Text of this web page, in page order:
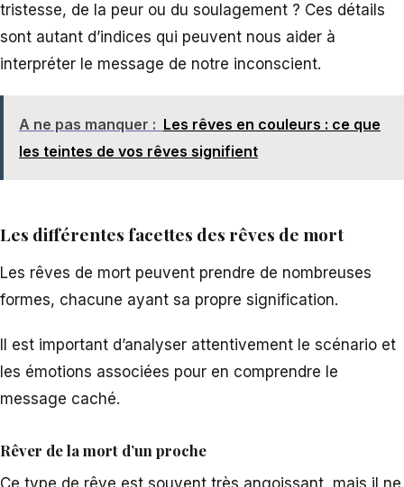
tristesse, de la peur ou du soulagement ? Ces détails
sont autant d’indices qui peuvent nous aider à
interpréter le message de notre inconscient.
A ne pas manquer : Les rêves en couleurs : ce que
les teintes de vos rêves signifient
Les différentes facettes des rêves de mort
Les rêves de mort peuvent prendre de nombreuses
formes, chacune ayant sa propre signification.
Il est important d’analyser attentivement le scénario et
les émotions associées pour en comprendre le
message caché.
Rêver de la mort d’un proche
Ce type de rêve est souvent très angoissant, mais il ne